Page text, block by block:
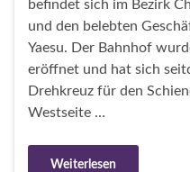
befindet sich im Bezirk
und den belebten
Yaesu. Der Bahnhof
eröffnet und hat sich
Drehkreuz für den
Westseite …
Weiterlesen